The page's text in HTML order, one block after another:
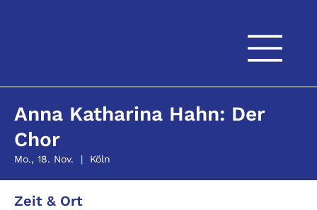
Anna Katharina Hahn: Der
Chor
Mo., 18. Nov.
  |
Köln
Zeit & Ort